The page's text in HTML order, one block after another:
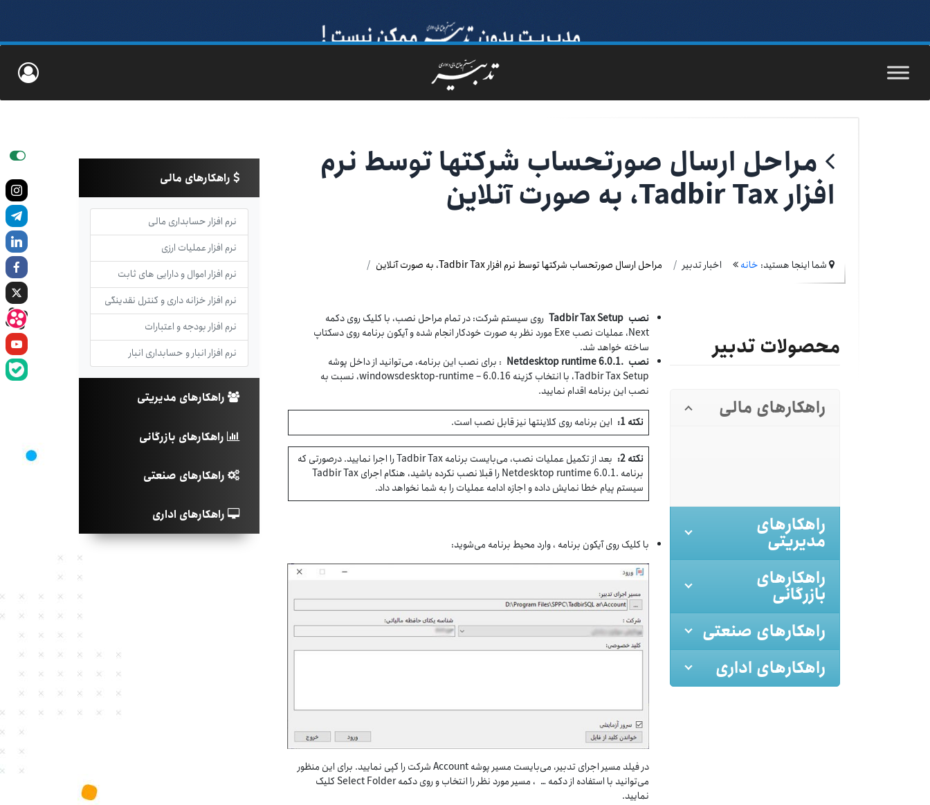
مراحل ارسال صورتحساب شرکتها توسط نرم
افزار Tadbir Tax، به صورت آنلاین
شما اینجا هستید: خانه اخبار تدبیر مراحل ارسال صورتحساب شرکتها توسط نرم افزار Tadbir Tax، به صورت آنلاین
نصبTadbir Tax Setup روی سیستم شرکت: در تمام مراحل نصب، با کلیک روی دکمه
Next، عملیات نصب Exe مورد نظر به صورت خودکار انجام شده و آیکون برنامه روی دسکتاپ
ساخته خواهد شد.
نصب.Netdesktop runtime 6.0.1
: برای نصب این برنامه، می‌توانید از داخل پوشه
Tadbir Tax Setup، با انتخاب گزینه windowsdesktop-runtime – 6.0.16، نسبت به
نصب این برنامه اقدام نمایید.
نکته 1: این برنامه روی کلاینتها نیز قابل نصب است.
نکته 2:
بعد از تکمیل عملیات نصب، می‌بایست برنامه Tadbir Tax را اجرا نمایید. درصورتی که
برنامه .Netdesktop runtime 6.0.1 را قبلا نصب نکرده باشید، هنگام اجرای Tadbir Tax
سیستم پیام خطا نمایش داده و اجازه ادامه عملیات را به شما نخواهد داد.
با کلیک روی آیکون برنامه ، وارد محیط برنامه می‌شوید:
در فیلد مسیر اجرای تدبیر، می‌بایست مسیر پوشه Account شرکت را کپی نمایید. برای این منظور
می‌توانید با استفاده از دکمه … ، مسیر مورد نظر را انتخاب و روی دکمه Select Folder کلیک
نمایید.
محصولات تدبیر
راهکارهای مالی
راهکارهای
مدیریتی
راهکارهای
بازرگانی
راهکارهای صنعتی
راهکارهای اداری
راهکارهای مالی
نرم افزار حسابداری مالی
نرم افزار عملیات ارزی
نرم افزار اموال و دارایی های ثابت
نرم افزار خزانه داری و کنترل نقدینگی
نرم افزار بودجه و اعتبارات
نرم افزار انبار و حسابداری انبار
راهکارهای مدیریتی
راهکارهای بازرگانی
راهکارهای صنعتی
راهکارهای اداری